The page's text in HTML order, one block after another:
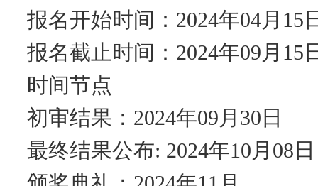
报名开始时间：2024年04月15
报名截止时间：2024年09月15
时间节点
初审结果：2024年09月30日
最终结果公布: 2024年10月08日